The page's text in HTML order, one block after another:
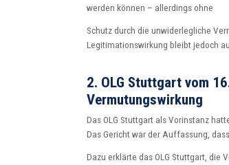
werden können – allerdings ohne
Schutz durch die unwiderlegliche
Legitimationswirkung bleibt jedoch
2. OLG Stuttgart vom
Vermutungswirkung
Das OLG Stuttgart als Vorinstanz
Das Gericht war der Auffassung, dass
Dazu erklärte das OLG Stuttgart, die